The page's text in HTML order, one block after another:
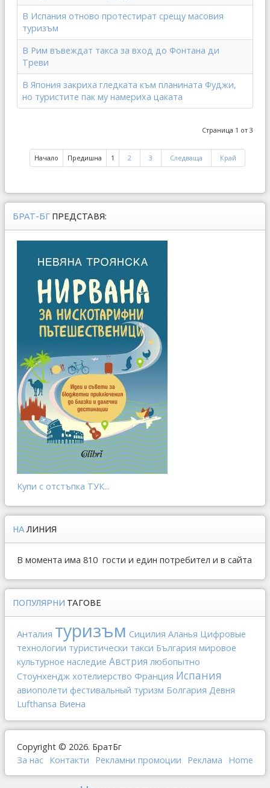
В Испания отново протестират срещу масовия
туризъм
В Рим въвеждат такса за вход до Фонтана ди
Треви
В Япония закриха гледката към планината Фуджи,
но туристите пак му намериха цаката
Страница 1 от 3
Начало Предишна 1 2 3 Следваща Край
БРАТ-БГ ПРЕДСТАВЯ:
Купи с отстъпка ТУК...
НА ЛИНИЯ
В момента има 810 гости и един потребител и в сайта
ПОПУЛЯРНИ ТАГОВЕ
Анталия туризъм Сицилия Аланья Цифровые
технологии туристически такси България мировое
культурное наследие Австрия любопытно
Стоунхендж хотелиерство Франция Испания
авиополети фестивальный туризм Болгария Девня
Lufthansa Виена
Copyright © 2026. БратБг
За нас Контакти Рекламни промоции Реклама Home